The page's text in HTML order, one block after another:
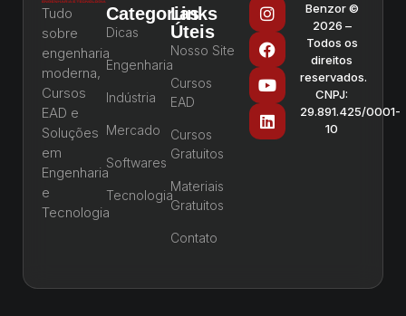
Tudo
sobre
engenharia
moderna,
Cursos
EAD e
Soluções
em
Engenharia
e
Tecnologia
Categorias
Dicas
Engenharia
Indústria
Mercado
Softwares
Tecnologia
Links
Úteis
Nosso Site
Cursos
EAD
Cursos
Gratuitos
Materiais
Gratuitos
Contato
Benzor ©
2026 –
Todos os
direitos
reservados.
CNPJ:
29.891.425/0001-
10